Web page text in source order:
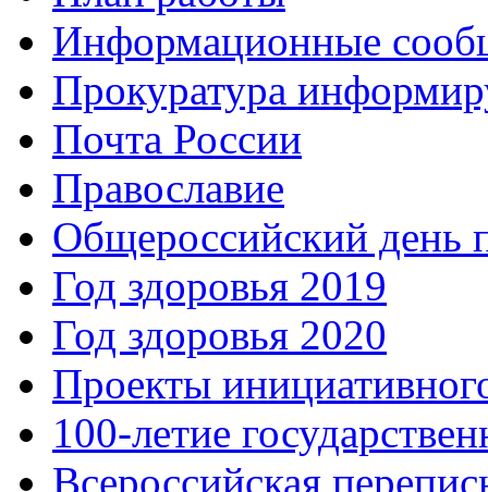
Информационные
Прокуратура
Почта России
Православие
Общероссийский день
Год здоровья 2019
Год здоровья 2020
Проекты
100-летие
Всероссийская